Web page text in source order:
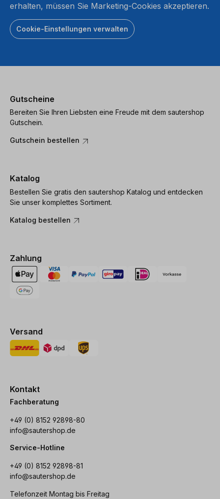
erhalten, müssen Sie Marketing-Cookies akzeptieren.
Cookie-Einstellungen verwalten
Gutscheine
Bereiten Sie Ihren Liebsten eine Freude mit dem sautershop
Gutschein.
Gutschein bestellen
Katalog
Bestellen Sie gratis den sautershop Katalog und entdecken
Sie unser komplettes Sortiment.
Katalog bestellen
Zahlung
Versand
Kontakt
Fachberatung
+49 (0) 8152 92898-80
info@sautershop.de
Service-Hotline
+49 (0) 8152 92898-81
info@sautershop.de
Telefonzeit Montag bis Freitag